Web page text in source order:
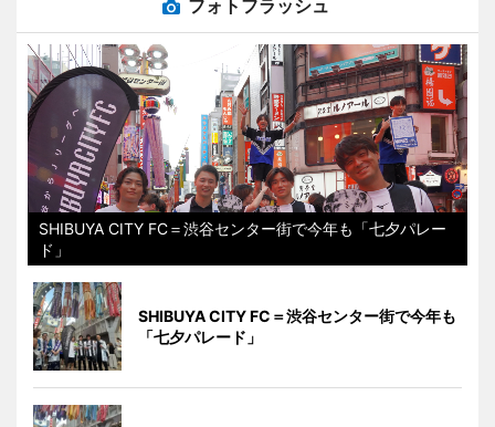
フォトフラッシュ
SHIBUYA CITY FC＝渋谷センター街で今年も「七夕パレー
ド」
SHIBUYA CITY FC＝渋谷センター街で今年も
「七夕パレード」